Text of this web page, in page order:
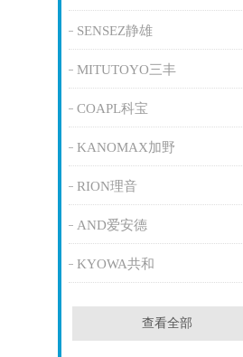
SENSEZ静雄
MITUTOYO三丰
COAPL科宝
KANOMAX加野
RION理音
AND爱安德
KYOWA共和
查看全部